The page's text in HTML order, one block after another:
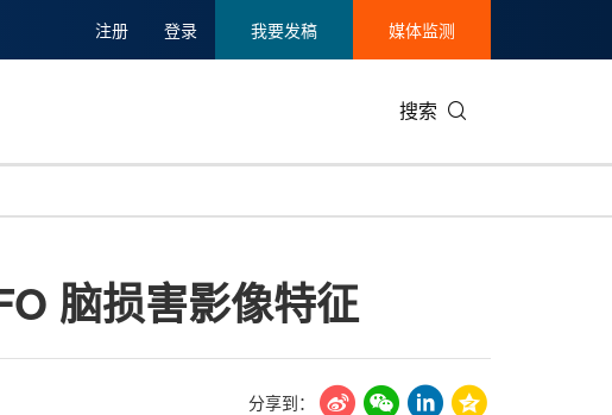
注册 登录 我要发稿 媒体监测
搜索
碳中和
美国临床肿瘤学会(ASCO)
娱乐时尚与艺术
新加坡
脑损害影像特征
分享到：